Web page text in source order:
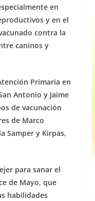
en
y en el
contra la
caninos y
Primaria en
Antonio y Jaime
de vacunación
de Marco
Samper y Kirpas,
para sanar el
de Mayo, que
habilidades